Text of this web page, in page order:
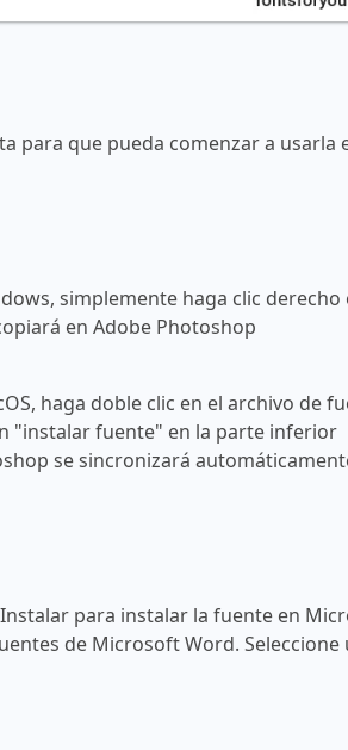
para que pueda comenzar a usarla
simplemente haga clic derecho
en Adobe Photoshop
haga doble clic en el archivo de
"instalar fuente" en la parte inferior
se sincronizará
para instalar la fuente en
de Microsoft Word. Seleccione